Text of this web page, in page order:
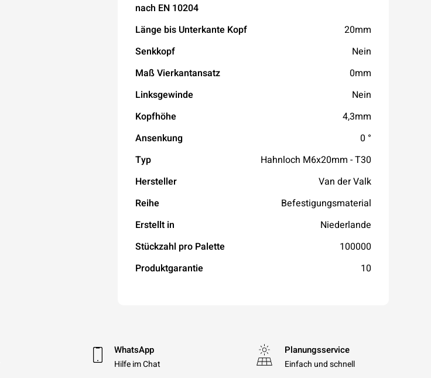
nach EN 10204
Länge bis Unterkante Kopf 20mm
Senkkopf Nein
Maß Vierkantansatz 0mm
Linksgewinde Nein
Kopfhöhe 4,3mm
Ansenkung 0 °
Typ Hahnloch M6x20mm - T30
Hersteller Van der Valk
Reihe Befestigungsmaterial
Erstellt in Niederlande
Stückzahl pro Palette 100000
Produktgarantie 10
WhatsApp
Hilfe im Chat
Planungsservice
Einfach und schnell